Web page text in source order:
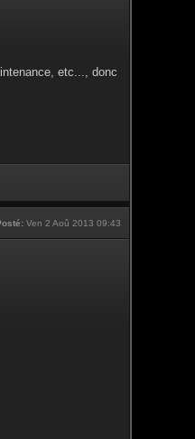
etc..., donc
Ven 2 Aoû 2013 09:43